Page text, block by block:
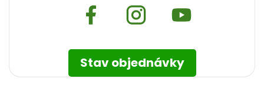
Stav objednávky